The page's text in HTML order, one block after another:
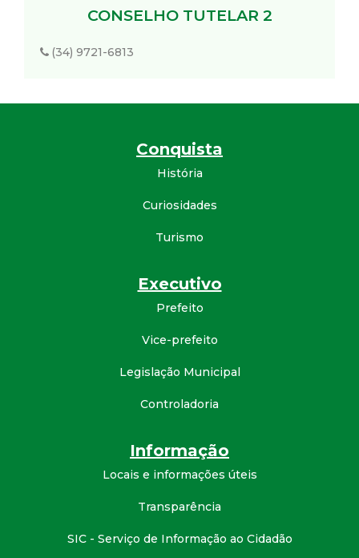
CONSELHO TUTELAR 2
(34) 9721-6813
Conquista
História
Curiosidades
Turismo
Executivo
Prefeito
Vice-prefeito
Legislação Municipal
Controladoria
Informação
Locais e informações úteis
Transparência
SIC - Serviço de Informação ao Cidadão